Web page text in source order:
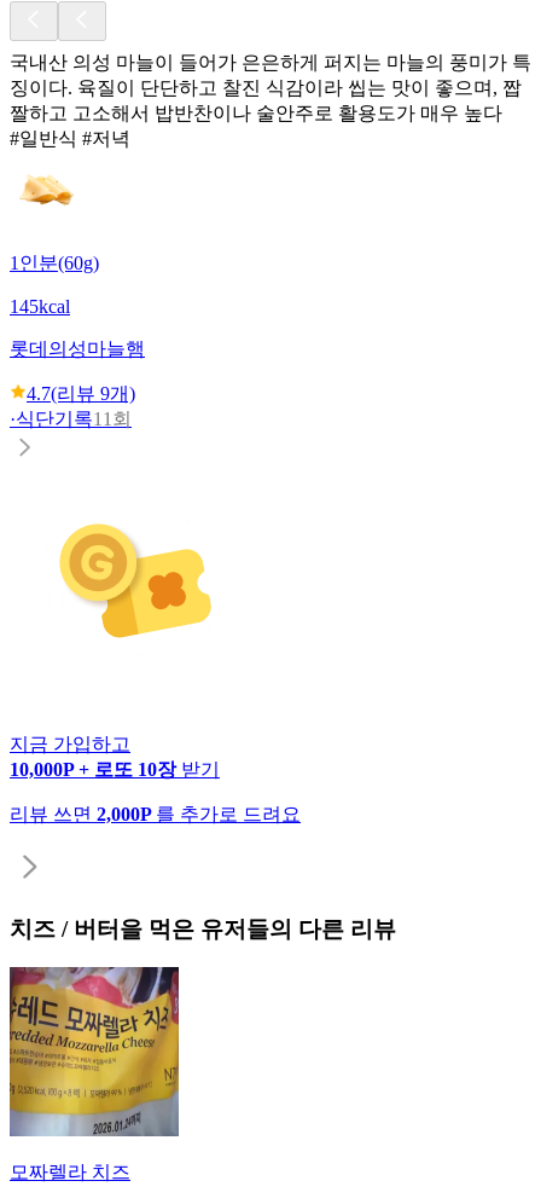
국내산 의성 마늘이 들어가 은은하게 퍼지는 마늘의 풍미가 특
징이다. 육질이 단단하고 찰진 식감이라 씹는 맛이 좋으며, 짭
짤하고 고소해서 밥반찬이나 술안주로 활용도가 매우 높다
#일반식 #저녁
1인분(60g)
145kcal
롯데 의성마늘햄
4.7(리뷰 9개)
·식단기록11회
지금 가입하고
10,000P + 로또 10장 받기
리뷰 쓰면 2,000P 를 추가로 드려요
치즈 / 버터 을 먹은 유저들의 다른 리뷰
모짜렐라 치즈